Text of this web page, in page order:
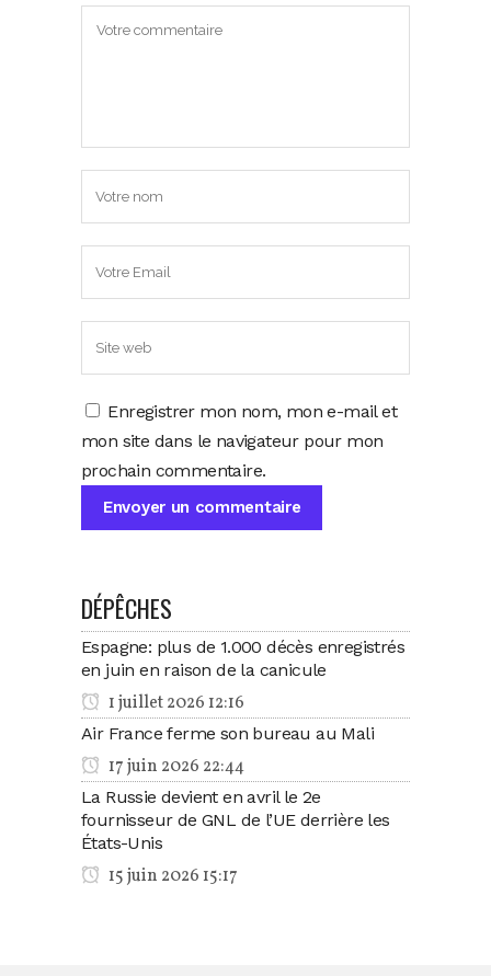
Enregistrer mon nom, mon e-mail et
mon site dans le navigateur pour mon
prochain commentaire.
DÉPÊCHES
Espagne: plus de 1.000 décès enregistrés
en juin en raison de la canicule
1 juillet 2026 12:16
Air France ferme son bureau au Mali
17 juin 2026 22:44
La Russie devient en avril le 2e
fournisseur de GNL de l’UE derrière les
États-Unis
15 juin 2026 15:17